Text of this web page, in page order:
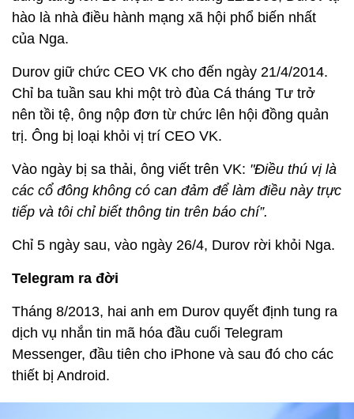
hào là nhà điều hành mạng xã hội phổ biến nhất
của Nga.
Durov giữ chức CEO VK cho đến ngày 21/4/2014.
Chỉ ba tuần sau khi một trò đùa Cá tháng Tư trở
nên tồi tệ, ông nộp đơn từ chức lên hội đồng quản
trị. Ông bị loại khỏi vị trí CEO VK.
Vào ngày bị sa thải, ông viết trên VK: "Điều thú vị là
các cổ đông không có can đảm để làm điều này trực
tiếp và tôi chỉ biết thông tin trên báo chí”.
Chỉ 5 ngày sau, vào ngày 26/4, Durov rời khỏi Nga.
Telegram ra đời
Tháng 8/2013, hai anh em Durov quyết định tung ra
dịch vụ nhắn tin mã hóa đầu cuối Telegram
Messenger, đầu tiên cho iPhone và sau đó cho các
thiết bị Android.